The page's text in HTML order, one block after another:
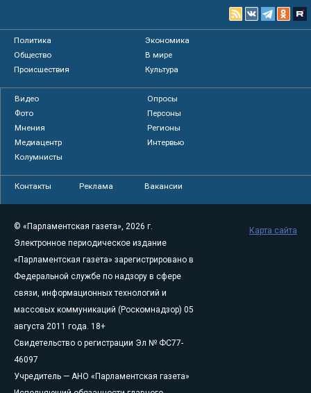
Политика
Экономика
Общество
В мире
Происшествия
Культура
Видео
Опросы
Фото
Персоны
Мнения
Регионы
Медиацентр
Интервью
Колумнисты
Контакты Реклама Вакансии
© «Парламентская газета», 2026 г.
Электронное периодическое издание
«Парламентская газета» зарегистрировано в
Федеральной службе по надзору в сфере
связи, информационных технологий и
массовых коммуникаций (Роскомнадзор) 05
августа 2011 года. 18+
Свидетельство о регистрации Эл № ФС77-
46097
Учредитель — АНО «Парламентская газета»
Карта сайта